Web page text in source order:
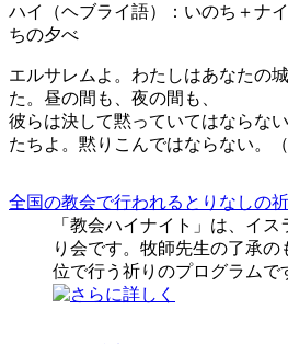
ハイ（ヘブライ語）：いのち＋ナ
ちの夕べ
エルサレムよ。わたしはあなたの
た。昼の間も、夜の間も、
彼らは決して黙っていてはならな
たちよ。黙りこんではならない。（
全国の教会で行われるとりなしの
「教会ハイナイト」は、イ
り会です。牧師先生の了承
位で行う祈りのプログラムで